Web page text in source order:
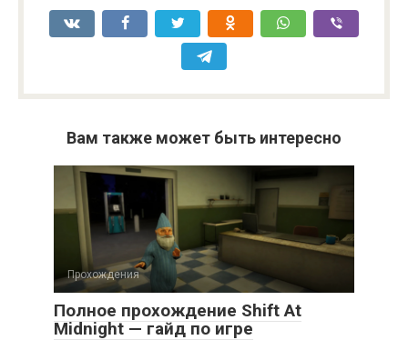
Вам также может быть интересно
Прохождения
Полное прохождение Shift At
Midnight — гайд по игре